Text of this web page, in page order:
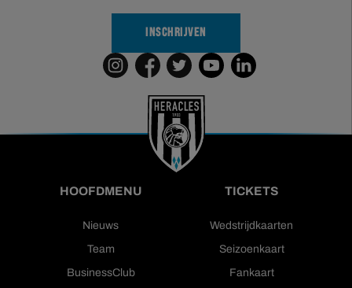
INSCHRIJVEN
HOOFDMENU
Nieuws
Team
BusinessClub
TICKETS
Wedstrijdkaarten
Seizoenkaart
Fankaart